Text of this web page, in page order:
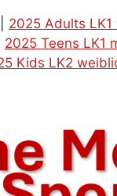
2025 Adults LK1
2025 Teens LK1
Kids LK2